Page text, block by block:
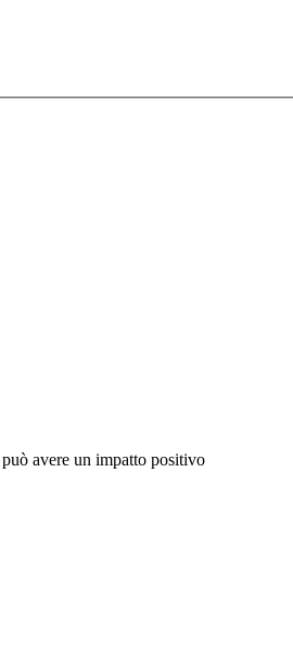
avere un impatto positivo